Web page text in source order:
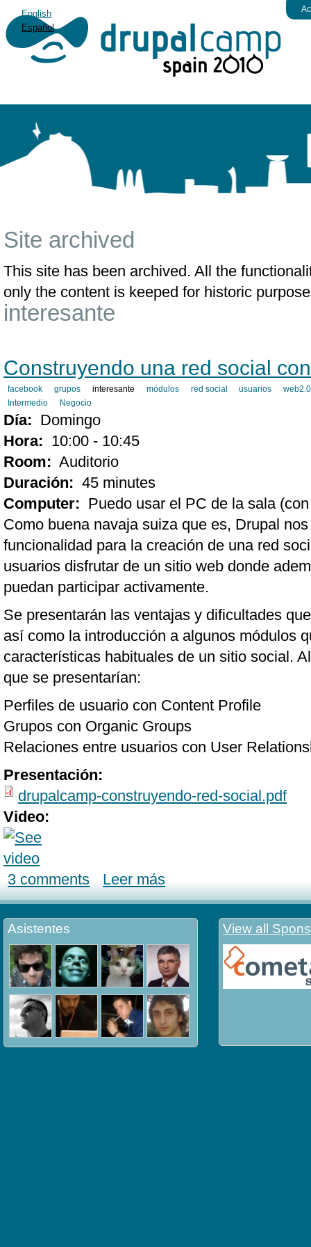
Site archived
This site has been archived. All the
only the content is keeped for historic
interesante
Construyendo una red social
facebook grupos interesante módulos red social usuarios
web2.0
Intermedio
Negocio
Día: Domingo
Hora: 10:00 - 10:45
Room: Auditorio
Duración: 45 minutes
Computer: Puedo usar el PC de la sala
Como buena navaja suiza que es, Drupal
funcionalidad para la creación de una red
usuarios disfrutar de un sitio web donde
puedan participar activamente.
Se presentarán las ventajas y dificultades
así como la introducción a algunos módulos
características habituales de un sitio social.
que se presentarían:
Perfiles de usuario con Content Profile
Grupos con Organic Groups
Relaciones entre usuarios con User
Presentación:
drupalcamp-construyendo-red-social.pdf
Video:
3 comments Leer más
Asistentes
English
Español
View all